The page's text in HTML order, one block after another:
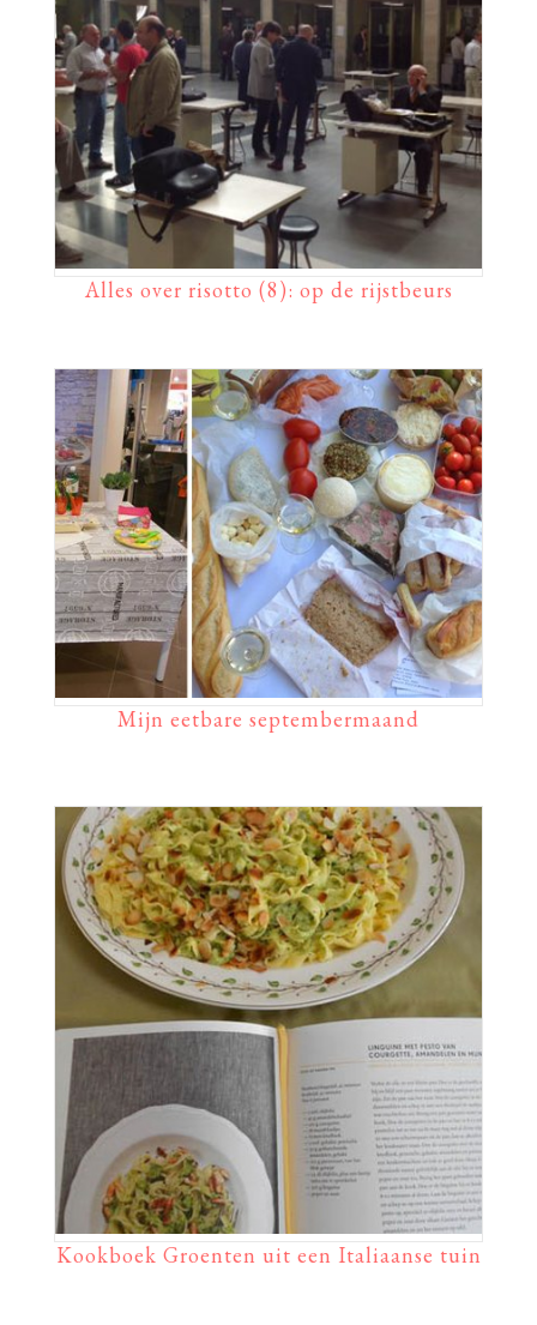
Alles over risotto (8): op de rijstbeurs
Mijn eetbare septembermaand
Kookboek Groenten uit een Italiaanse tuin